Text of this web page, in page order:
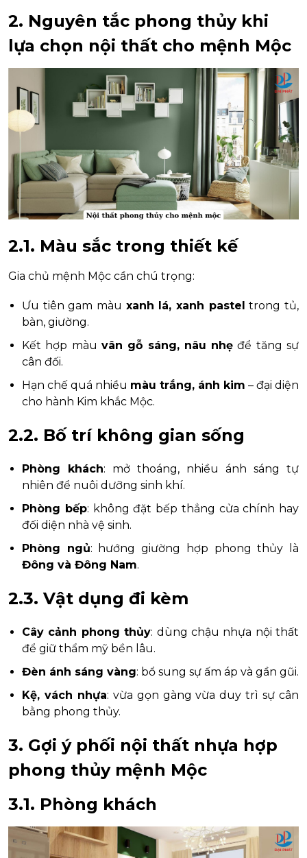
2. Nguyên tắc phong thủy khi
lựa chọn nội thất cho mệnh Mộc
2.1. Màu sắc trong thiết kế
Gia chủ mệnh Mộc cần chú trọng:
Ưu tiên gam màu xanh lá, xanh pastel trong tủ,
bàn, giường.
Kết hợp màu vân gỗ sáng, nâu nhẹ để tăng sự
cân đối.
Hạn chế quá nhiều màu trắng, ánh kim – đại diện
cho hành Kim khắc Mộc.
2.2. Bố trí không gian sống
Phòng khách: mở thoáng, nhiều ánh sáng tự
nhiên để nuôi dưỡng sinh khí.
Phòng bếp: không đặt bếp thẳng cửa chính hay
đối diện nhà vệ sinh.
Phòng ngủ: hướng giường hợp phong thủy là
Đông và Đông Nam.
2.3. Vật dụng đi kèm
Cây cảnh phong thủy: dùng chậu nhựa nội thất
để giữ thẩm mỹ bền lâu.
Đèn ánh sáng vàng: bổ sung sự ấm áp và gần gũi.
Kệ, vách nhựa: vừa gọn gàng vừa duy trì sự cân
bằng phong thủy.
3. Gợi ý phối nội thất nhựa hợp
phong thủy mệnh Mộc
3.1. Phòng khách